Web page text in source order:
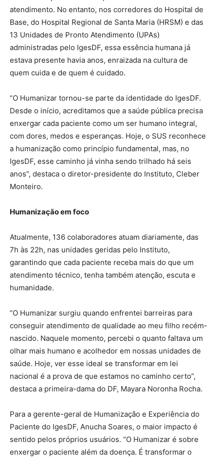
atendimento. No entanto, nos corredores do Hospital de
Base, do Hospital Regional de Santa Maria (HRSM) e das
13 Unidades de Pronto Atendimento (UPAs)
administradas pelo IgesDF, essa essência humana já
estava presente havia anos, enraizada na cultura de
quem cuida e de quem é cuidado.
“O Humanizar tornou-se parte da identidade do IgesDF.
Desde o início, acreditamos que a saúde pública precisa
enxergar cada paciente como um ser humano integral,
com dores, medos e esperanças. Hoje, o SUS reconhece
a humanização como princípio fundamental, mas, no
IgesDF, esse caminho já vinha sendo trilhado há seis
anos”, destaca o diretor-presidente do Instituto, Cleber
Monteiro.
Humanização em foco
Atualmente, 136 colaboradores atuam diariamente, das
7h às 22h, nas unidades geridas pelo Instituto,
garantindo que cada paciente receba mais do que um
atendimento técnico, tenha também atenção, escuta e
humanidade.
“O Humanizar surgiu quando enfrentei barreiras para
conseguir atendimento de qualidade ao meu filho recém-
nascido. Naquele momento, percebi o quanto faltava um
olhar mais humano e acolhedor em nossas unidades de
saúde. Hoje, ver esse ideal se transformar em lei
nacional é a prova de que estamos no caminho certo”,
destaca a primeira-dama do DF, Mayara Noronha Rocha.
Para a gerente-geral de Humanização e Experiência do
Paciente do IgesDF, Anucha Soares, o maior impacto é
sentido pelos próprios usuários. “O Humanizar é sobre
enxergar o paciente além da doença. É transformar o